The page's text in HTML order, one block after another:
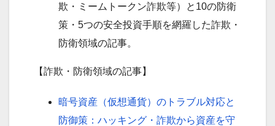
欺・ミームトークン詐欺等）と10の防衛
策・5つの安全投資手順を網羅した詐欺・
防衛領域の記事。
【詐欺・防衛領域の記事】
暗号資産（仮想通貨）のトラブル対応と
防御策：ハッキング・詐欺から資産を守